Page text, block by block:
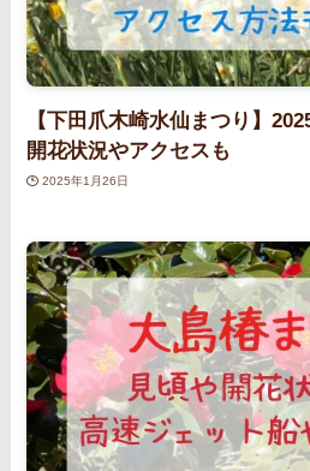
【下田爪木崎水仙まつり】
開花状況やアクセスも
2025年1月26日